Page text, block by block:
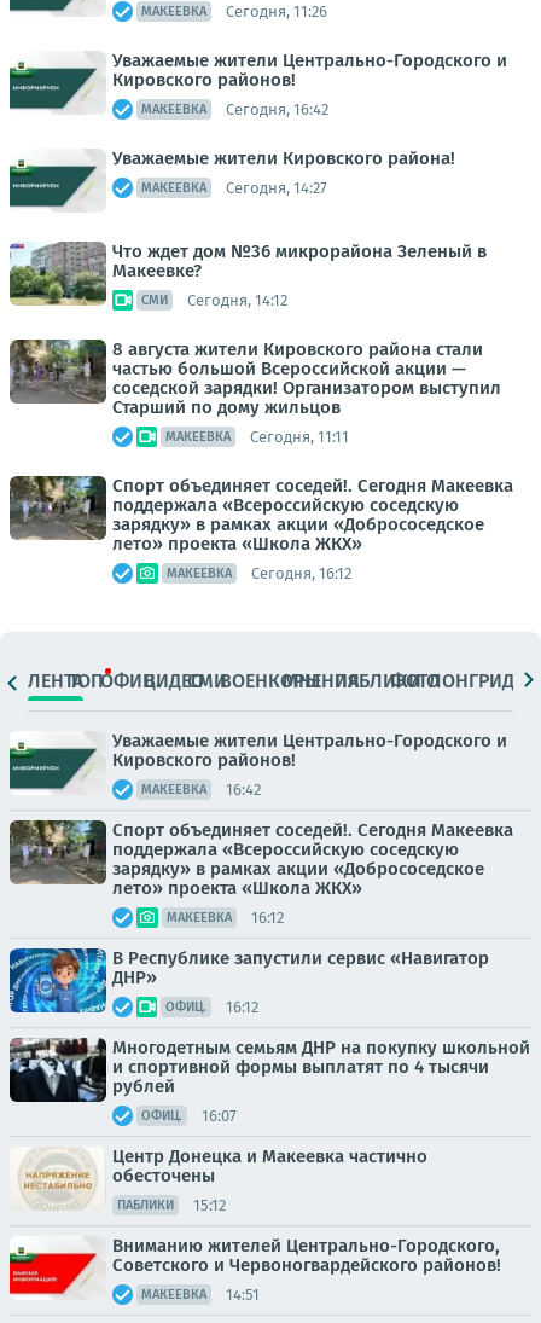
МАКЕЕВКА Сегодня, 11:26
Уважаемые жители Центрально-Городского и
Кировского районов!
МАКЕЕВКА Сегодня, 16:42
Уважаемые жители Кировского района!
МАКЕЕВКА Сегодня, 14:27
Что ждет дом №36 микрорайона Зеленый в
Макеевке?
СМИ Сегодня, 14:12
8 августа жители Кировского района стали
частью большой Всероссийской акции —
соседской зарядки! Организатором выступил
Старший по дому жильцов
МАКЕЕВКА Сегодня, 11:11
Спорт объединяет соседей!. Сегодня Макеевка
поддержала «Всероссийскую соседскую
зарядку» в рамках акции «Добрососедское
лето» проекта «Школа ЖКХ»
МАКЕЕВКА Сегодня, 16:12
ЛЕНТАТОПОФИЦ.ВИДЕОСМИВОЕНКОРЫМНЕНИЯПАБЛИКИ
ФОТОЛОНГРИДЫ
Уважаемые жители Центрально-Городского и
Кировского районов!
МАКЕЕВКА 16:42
Спорт объединяет соседей!. Сегодня Макеевка
поддержала «Всероссийскую соседскую
зарядку» в рамках акции «Добрососедское
лето» проекта «Школа ЖКХ»
МАКЕЕВКА 16:12
В Республике запустили сервис «Навигатор
ДНР»
ОФИЦ. 16:12
Многодетным семьям ДНР на покупку школьной
и спортивной формы выплатят по 4 тысячи
рублей
ОФИЦ. 16:07
Центр Донецка и Макеевка частично
обесточены
ПАБЛИКИ 15:12
Вниманию жителей Центрально-Городского,
Советского и Червоногвардейского районов!
МАКЕЕВКА 14:51